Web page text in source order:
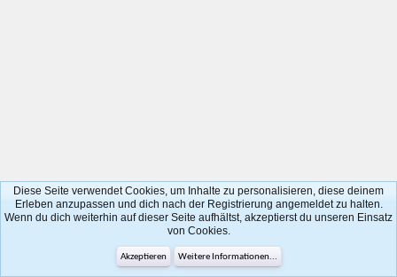
Diese Seite verwendet Cookies, um Inhalte zu personalisieren, diese deinem
Erleben anzupassen und dich nach der Registrierung angemeldet zu halten.
Wenn du dich weiterhin auf dieser Seite aufhältst, akzeptierst du unseren Einsatz
von Cookies.
Akzeptieren Weitere Informationen...